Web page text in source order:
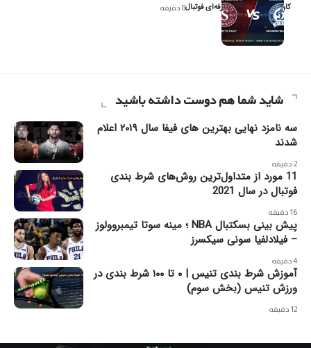
کاوه نیک‌فر، تحلیل‌گر حرفه‌ای فوتبال8 دقیقه
شاید شما هم دوست داشته باشید
سه نامزد نهایی بهترین های فیفا سال ۲۰۱۹ اعلام
شدند
2 دقیقه
11 مورد از متداول‌ترین روش‌های شرط بندی
فوتبال در سال 2021
16 دقیقه
پیش بینی بسکتبال NBA ؛ مینه سوتا تیمبروولوز
– فیلادلفیا سونی سیکسرز
4 دقیقه
آموزش شرط ‌بندی تنیس | ۰ تا ۱۰۰ شرط بندی در
ورزش تنیس (بخش سوم)
12 دقیقه